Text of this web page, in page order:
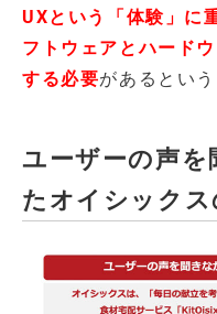
UXという「体験」に
フトウェアとハード
する必要があるとい
ユーザーの声を
たオイシックス